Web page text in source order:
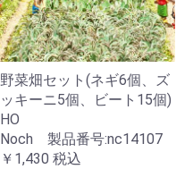
野菜畑セット(ネギ6個、ズ
ッキーニ5個、ビート15個)
HO
Noch 製品番号:nc14107
￥1,430 税込